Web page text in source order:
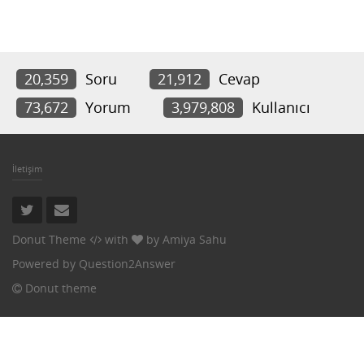
20,359 Soru 21,912
Cevap
73,672
Yorum 3,979,808 Kullanıcı
İletişim
Donut Theme with by Amiya Sahu
Powered by Question2Answer
Donut theme